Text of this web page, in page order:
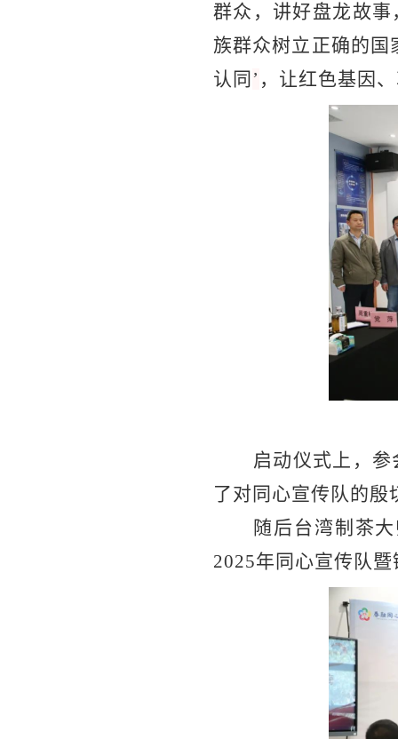
群众，讲好盘龙故
族群众树立正确的国
认同 ’ ，让红色基因
启动仪式上，
了对同心宣传队的殷
随后台湾制茶
2025年同心宣传队